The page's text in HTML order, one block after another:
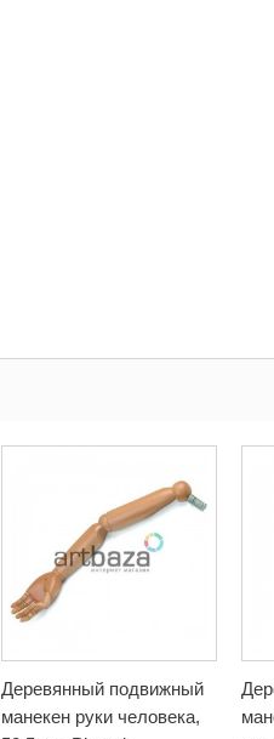
Деревянный подвижный
манекен руки человека,